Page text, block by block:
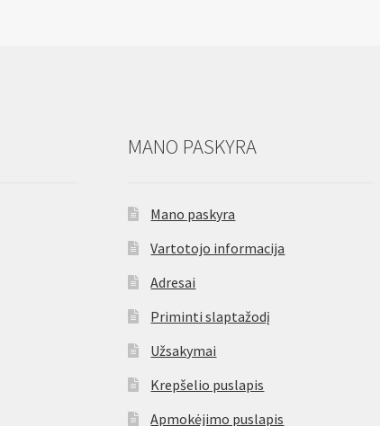
MANO PASKYRA
Mano paskyra
Vartotojo informacija
Adresai
Priminti slaptažodį
Užsakymai
Krepšelio puslapis
Apmokėjimo puslapis